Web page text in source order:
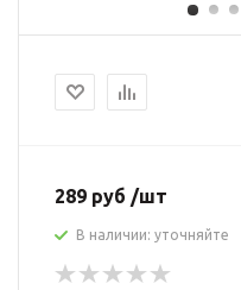
289 руб /шт
В наличии: уточняйте